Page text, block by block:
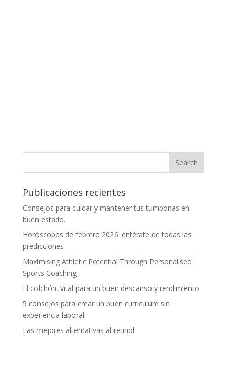
Publicaciones recientes
Consejos para cuidar y mantener tus tumbonas en
buen estado.
Horóscopos de febrero 2026: entérate de todas las
predicciones
Maximising Athletic Potential Through Personalised
Sports Coaching
El colchón, vital para un buen descanso y rendimiento
5 consejos para crear un buen currículum sin
experiencia laboral
Las mejores alternativas al retinol